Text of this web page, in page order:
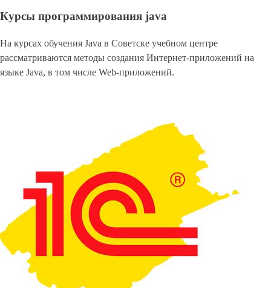
Курсы программирования java
На курсах обучения Java в Советске учебном центре
рассматриваются методы создания Интернет-приложений на
языке Java, в том числе Web-приложений.